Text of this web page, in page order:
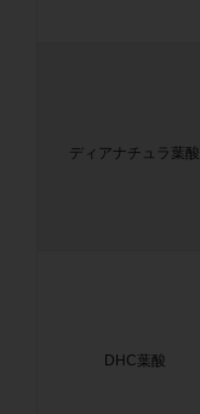
ディアナチュラ葉酸
DHC葉酸